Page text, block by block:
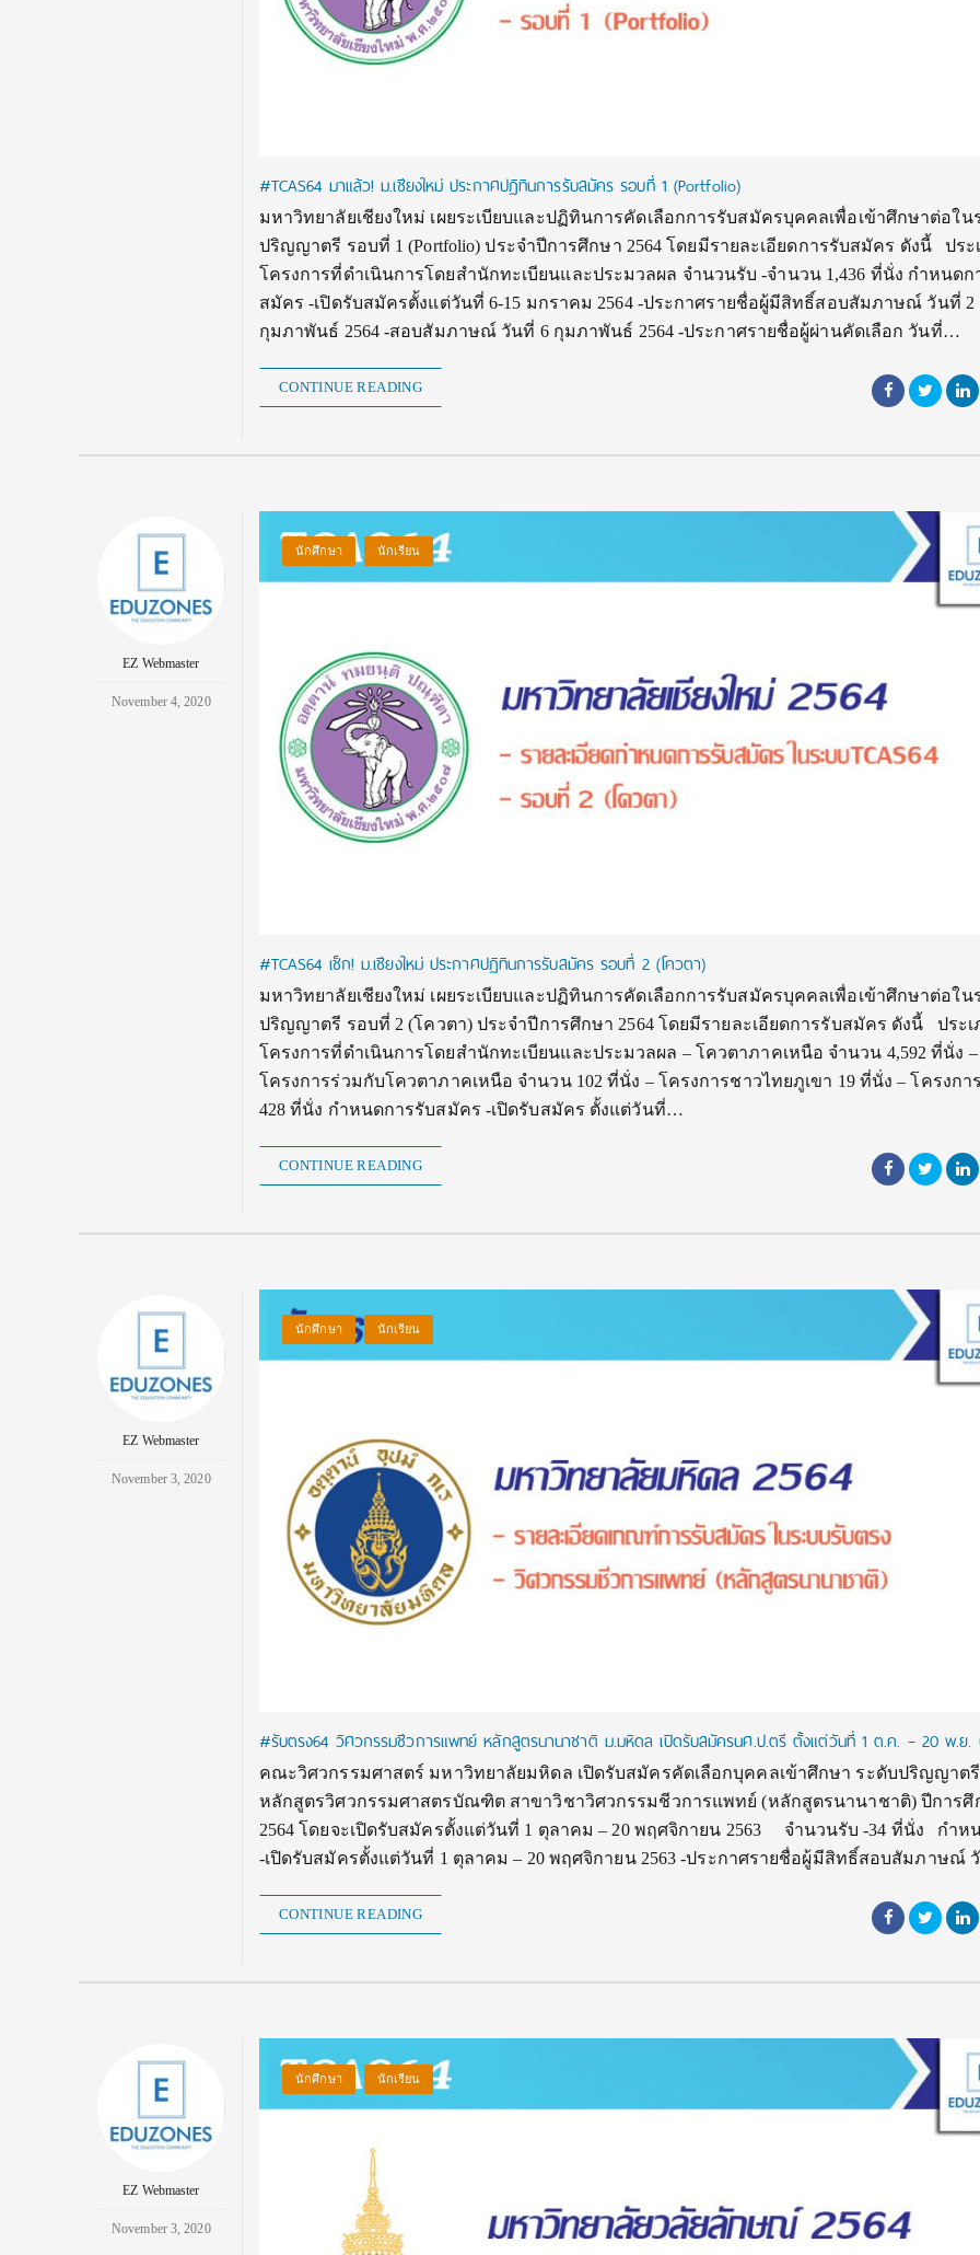
#TCAS64 มาแล้ว! ม.เชียงใหม่ ประกาศปฏิทินการรับสมัคร รอบที่ 1 (Portfolio)
มหาวิทยาลัยเชียงใหม่ เผยระเบียบและปฏิทินการคัดเลือกการรับสมัครบุคคลเพื่อเข้าศึกษาต่อใน
ปริญญาตรี รอบที่ 1 (Portfolio) ประจำปีการศึกษา 2564 โดยมีรายละเอียดการรับสมัคร ดังนี้ ประ
โครงการที่ดำเนินการโดยสำนักทะเบียนและประมวลผล จำนวนรับ -จำนวน 1,436 ที่นั่ง กำหนดก
สมัคร -เปิดรับสมัครตั้งแต่วันที่ 6-15 มกราคม 2564 -ประกาศรายชื่อผู้มีสิทธิ์สอบสัมภาษณ์ วันที่ 2
กุมภาพันธ์ 2564 -สอบสัมภาษณ์ วันที่ 6 กุมภาพันธ์ 2564 -ประกาศรายชื่อผู้ผ่านคัดเลือก วันที่…
CONTINUE READING
EZ Webmaster
November 4, 2020
นักศึกษา นักเรียน
#TCAS64 เช็ก! ม.เชียงใหม่ ประกาศปฏิทินการรับสมัคร รอบที่ 2 (โควตา)
มหาวิทยาลัยเชียงใหม่ เผยระเบียบและปฏิทินการคัดเลือกการรับสมัครบุคคลเพื่อเข้าศึกษาต่อใน
ปริญญาตรี รอบที่ 2 (โควตา) ประจำปีการศึกษา 2564 โดยมีรายละเอียดการรับสมัคร ดังนี้ ประเ
โครงการที่ดำเนินการโดยสำนักทะเบียนและประมวลผล – โควตาภาคเหนือ จำนวน 4,592 ที่นั่ง –
โครงการร่วมกับโควตาภาคเหนือ จำนวน 102 ที่นั่ง – โครงการชาวไทยภูเขา 19 ที่นั่ง – โครงกา
428 ที่นั่ง กำหนดการรับสมัคร -เปิดรับสมัคร ตั้งแต่วันที่…
CONTINUE READING
EZ Webmaster
November 3, 2020
นักศึกษา นักเรียน
#รับตรง64 วิศวกรรมชีวการแพทย์ หลักสูตรนานาชาติ ม.มหิดล เปิดรับสมัครนศ.ป.ตรี ตั้งแต่วันที่ 1 ต.ค. – 20 พ.ย.
คณะวิศวกรรมศาสตร์ มหาวิทยาลัยมหิดล เปิดรับสมัครคัดเลือกบุคคลเข้าศึกษา ระดับปริญญาตรี
หลักสูตรวิศวกรรมศาสตรบัณฑิต สาขาวิชาวิศวกรรมชีวการแพทย์ (หลักสูตรนานาชาติ) ปีการศึ
2564 โดยจะเปิดรับสมัครตั้งแต่วันที่ 1 ตุลาคม – 20 พฤศจิกายน 2563 จำนวนรับ -34 ที่นั่ง กำห
-เปิดรับสมัครตั้งแต่วันที่ 1 ตุลาคม – 20 พฤศจิกายน 2563 -ประกาศรายชื่อผู้มีสิทธิ์สอบสัมภาษณ์
CONTINUE READING
EZ Webmaster
November 3, 2020
นักศึกษา นักเรียน